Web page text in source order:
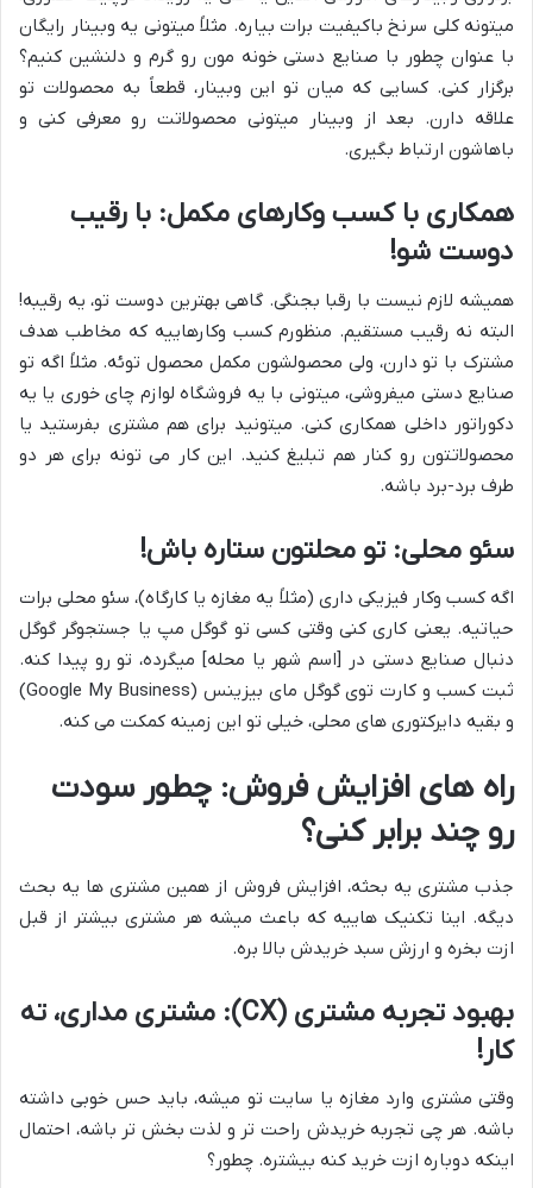
میتونه کلی سرنخ باکیفیت برات بیاره. مثلاً میتونی یه وبینار رایگان
با عنوان چطور با صنایع دستی خونه مون رو گرم و دلنشین کنیم؟
برگزار کنی. کسایی که میان تو این وبینار، قطعاً به محصولات تو
علاقه دارن. بعد از وبینار میتونی محصولاتت رو معرفی کنی و
باهاشون ارتباط بگیری.
همکاری با کسب وکارهای مکمل: با رقیب
دوست شو!
همیشه لازم نیست با رقبا بجنگی. گاهی بهترین دوست تو، یه رقیبه!
البته نه رقیب مستقیم. منظورم کسب وکارهاییه که مخاطب هدف
مشترک با تو دارن، ولی محصولشون مکمل محصول توئه. مثلاً اگه تو
صنایع دستی میفروشی، میتونی با یه فروشگاه لوازم چای خوری یا یه
دکوراتور داخلی همکاری کنی. میتونید برای هم مشتری بفرستید یا
محصولاتتون رو کنار هم تبلیغ کنید. این کار می تونه برای هر دو
طرف برد-برد باشه.
سئو محلی: تو محلتون ستاره باش!
اگه کسب وکار فیزیکی داری (مثلاً یه مغازه یا کارگاه)، سئو محلی برات
حیاتیه. یعنی کاری کنی وقتی کسی تو گوگل مپ یا جستجوگر گوگل
دنبال صنایع دستی در [اسم شهر یا محله] میگرده، تو رو پیدا کنه.
ثبت کسب و کارت توی گوگل مای بیزینس (Google My Business)
و بقیه دایرکتوری های محلی، خیلی تو این زمینه کمکت می کنه.
راه های افزایش فروش: چطور سودت
رو چند برابر کنی؟
جذب مشتری یه بحثه، افزایش فروش از همین مشتری ها یه بحث
دیگه. اینا تکنیک هاییه که باعث میشه هر مشتری بیشتر از قبل
ازت بخره و ارزش سبد خریدش بالا بره.
بهبود تجربه مشتری (CX): مشتری مداری، ته
کار!
وقتی مشتری وارد مغازه یا سایت تو میشه، باید حس خوبی داشته
باشه. هر چی تجربه خریدش راحت تر و لذت بخش تر باشه، احتمال
اینکه دوباره ازت خرید کنه بیشتره. چطور؟